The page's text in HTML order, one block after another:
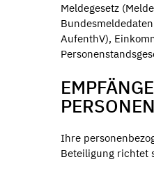
Meldegesetz
AufenthV),
Ihre
Beteiligung richtet